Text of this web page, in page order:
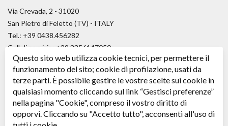
Via Crevada, 2 - 31020
San Pietro di Feletto (TV) - ITALY
Tel.: +39 0438.456282
Cell di servizio: +39.3356147050
Fax.: +39.0438.656979
E-mail:angelo@promosport-srl.com
Cap. soc. € 50.000,00 i.v.
C.F. / P. IVA: 04361530266 - R.E.A. TV: 343578
Questo sito web utilizza cookie tecnici, per permettere il
funzionamento del sito; cookie di profilazione, usati da
terze parti. È possibile gestire le vostre scelte sui cookie in
qualsiasi momento cliccando sul link “Gestisci preferenze”
nella pagina "Cookie", compreso il vostro diritto di
opporvi. Cliccando su "Accetto tutto", acconsenti all'uso di